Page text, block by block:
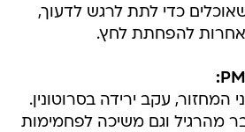
כדי לתת לרגש לדעוך,
להפחתת לחץ.
המחזור, עקב ירידה בסרוטונין.
מהרגיל וגם משיכה לפחמימות